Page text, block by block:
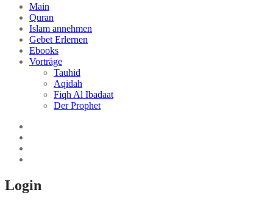
Main
Quran
Islam annehmen
Gebet Erlernen
Ebooks
Vorträge
Tauhid
Aqidah
Fiqh Al Ibadaat
Der Prophet
Login